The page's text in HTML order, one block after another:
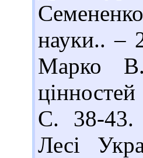
науки.. –
Марко В.
С. 38-43.
Лесі